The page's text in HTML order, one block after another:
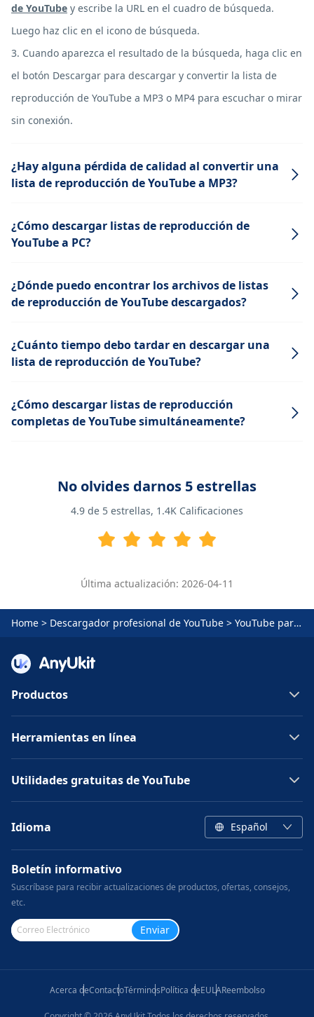
de YouTube y escribe la URL en el cuadro de búsqueda.
Luego haz clic en el icono de búsqueda.
3. Cuando aparezca el resultado de la búsqueda, haga clic en
el botón Descargar para descargar y convertir la lista de
reproducción de YouTube a MP3 o MP4 para escuchar o mirar
sin conexión.
¿Hay alguna pérdida de calidad al convertir una
lista de reproducción de YouTube a MP3?
¿Cómo descargar listas de reproducción de
YouTube a PC?
¿Dónde puedo encontrar los archivos de listas
de reproducción de YouTube descargados?
¿Cuánto tiempo debo tardar en descargar una
lista de reproducción de YouTube?
¿Cómo descargar listas de reproducción
completas de YouTube simultáneamente?
No olvides darnos 5 estrellas
4.9 de 5 estrellas, 1.4K Calificaciones
Última actualización: 2026-04-11
Home > Descargador profesional de YouTube > YouTube para MP3
Productos
Herramientas en línea
Utilidades gratuitas de YouTube
Idioma Español
Boletín informativo
Suscríbase para recibir actualizaciones de productos, ofertas, consejos,
etc.
Enviar
Acerca deContactoTérminosPolítica deEULAReembolso